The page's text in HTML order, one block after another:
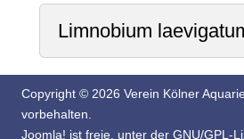
Limnobium
Copyright © 2026 Verein Kölner
vorbehalten.
Joomla! ist freie, unter der GNU/GPL-